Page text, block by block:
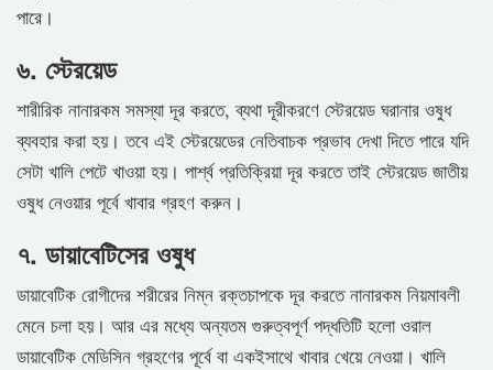
পারে।
৬. স্টেরয়েড
শারীরিক নানারকম সমস্যা দূর করতে, ব্যথা দূরীকরণে স্টেরয়েড ঘরানার ওষুধ
ব্যবহার করা হয়। তবে এই স্টেরয়েডের নেতিবাচক প্রভাব দেখা দিতে পারে যদি
সেটা খালি পেটে খাওয়া হয়। পার্শ্ব প্রতিক্রিয়া দূর করতে তাই স্টেরয়েড জাতীয়
ওষুধ নেওয়ার পূর্বে খাবার গ্রহণ করুন।
৭. ডায়াবেটিসের ওষুধ
ডায়াবেটিক রোগীদের শরীরের নিম্ন রক্তচাপকে দূর করতে নানারকম নিয়মাবলী
মেনে চলা হয়। আর এর মধ্যে অন্যতম গুরুত্বপূর্ণ পদ্ধতিটি হলো ওরাল
ডায়াবেটিক মেডিসিন গ্রহণের পূর্বে বা একইসাথে খাবার খেয়ে নেওয়া। খালি